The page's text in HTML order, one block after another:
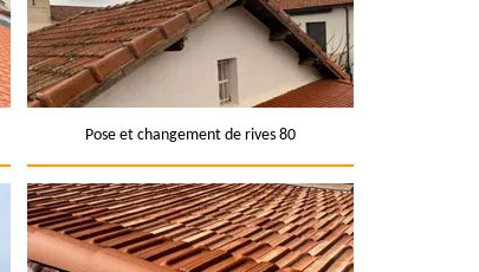
Pose et changement de rives 80